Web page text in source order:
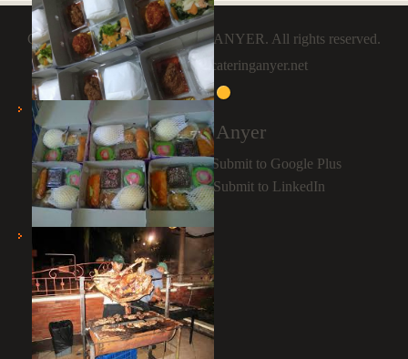
NASI BOX
SNACK
Copyright © 2026CATERING ANYER. All rights reserved.
Catering Anyerby cateringanyer.net
Catering Anyer